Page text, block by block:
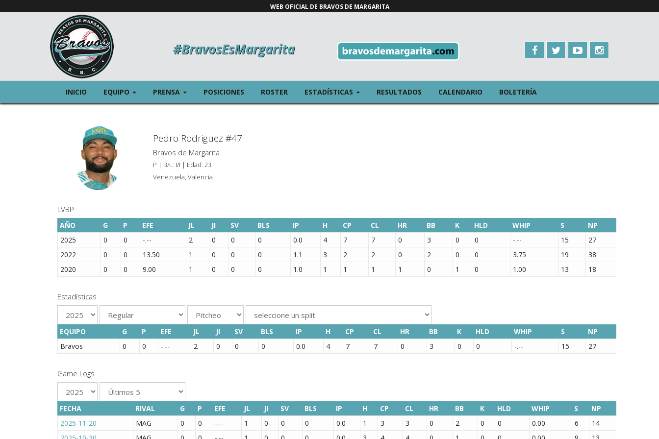
WEB OFICIAL DE BRAVOS DE MARGARITA
#BravosEsMargarita
INICIO EQUIPO (CURRENT)
PRENSA (CURRENT)POSICIONES ROSTER ESTADÍSTICAS (CURRENT)
RESULTADOS CALENDARIO BOLETERÍA
Pedro Rodriguez #47
Bravos de Margarita
P | B/L: I/I | Edad: 23
Venezuela, Valencia
LVBP
AÑO G P EFE JL JI SV BLS IP H CP CL HR BB K HLD WHIP S
NP
2025
0 0 -.-- 2 0 0 0 0.0 4 7 7 0 3 0 0 -.-- 15
27
2022
0 0 13.50 1 0 0 0 1.1 3 2 2 0 2 0 0 3.75 19
38
2020
0 0 9.00 1 0 0 0 1.0 1 1 1 1 0 1 0 1.00 13 18
Estadísticas
EQUIPO G P EFE JL JI SV BLS IP H CP CL HR BB K HLD WHIP S
NP
Bravos
0 0 -.-- 2 0 0 0 0.0 4 7 7 0 3 0 0 -.-- 15 27
Game Logs
FECHA RIVAL G P EFE JL JI SV BLS IP H CP CL HR BB K HLD WHIP S
NP
2025-11-20
MAG 0 0 -.-- 1 0 0 0 0.0 1 3 3 0 2 0 0 0.00 6
14